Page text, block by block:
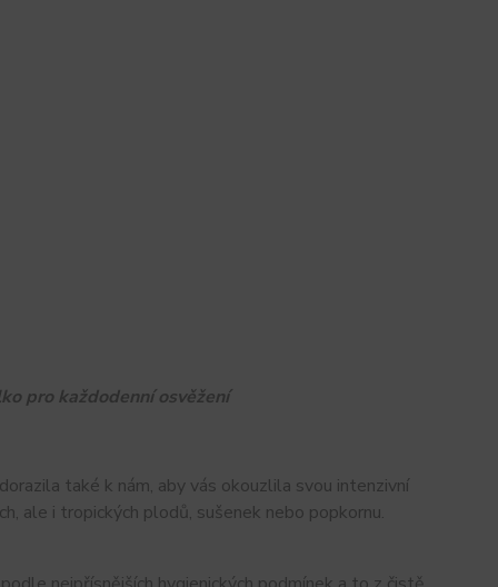
pro každodenní osvěžení
také k nám, aby vás okouzlila svou intenzivní
ale i tropických plodů, sušenek nebo popkornu.